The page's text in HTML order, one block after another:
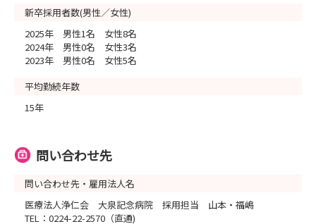
新卒採用者数(男性／女性)
2025年 男性1名 女性8名
2024年 男性0名 女性3名
2023年 男性0名 女性5名
平均勤続年数
15年
問い合わせ先
問い合わせ先・雇用法人名
医療法人浄仁会 大泉記念病院 採用担当 山本・福嶋
TEL：0224-22-2570（直通)